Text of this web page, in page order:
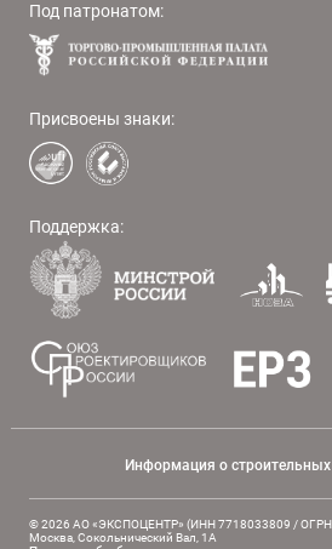
Под патронатом:
Присвоены знаки:
Поддержка:
Информация о
© 2026 АО «ЭКСПОЦЕНТР» (ИНН 7718033809 / ОГРН
Москва, Сокольнический Вал, 1А